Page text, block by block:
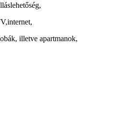
illetve apartmanok,